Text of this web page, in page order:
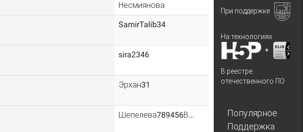
Несмиянова
SamirTalib34
sira2346
Эрхан31
Шепелева789456В...
При поддержке
На технологиях
+
В реестре
отечественного ПО
Популярное
Поддержка